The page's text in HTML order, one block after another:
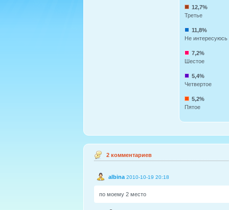
12,7%
Третье
11,8%
Не интересуюсь
7,2%
Шестое
5,4%
Четвертое
5,2%
Пятое
2 комментариев
albina 2010-10-19 20:18
по моему 2 место